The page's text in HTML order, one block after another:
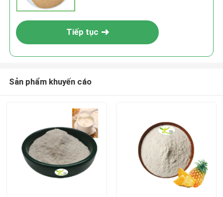
Tiếp tục
Sản phẩm khuyến cáo